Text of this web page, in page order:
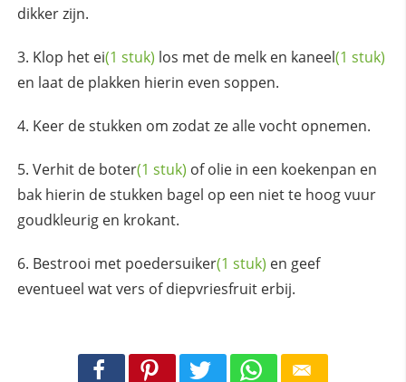
dikker zijn.
Klop het ei(1 stuk) los met de melk en kaneel(1 stuk)
en laat de plakken hierin even soppen.
Keer de stukken om zodat ze alle vocht opnemen.
Verhit de boter(1 stuk) of olie in een koekenpan en
bak hierin de stukken bagel op een niet te hoog vuur
goudkleurig en krokant.
Bestrooi met poedersuiker(1 stuk) en geef
eventueel wat vers of diepvriesfruit erbij.